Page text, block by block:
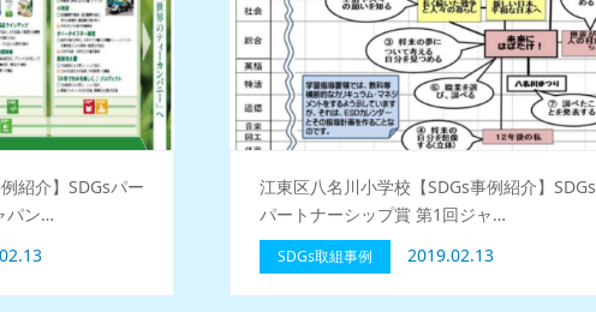
紹介】SDGsパー
パン…
江東区八名川小学校【SDGs事例紹介】SDGs
パートナーシップ賞 第1回ジャ…
SDGs取組事例 2019.02.13